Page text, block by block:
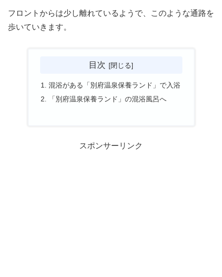
フロントからは少し離れているようで、このような通路を
歩いていきます。
目次
混浴がある「別府温泉保養ランド」で入浴
「別府温泉保養ランド」の混浴風呂へ
スポンサーリンク